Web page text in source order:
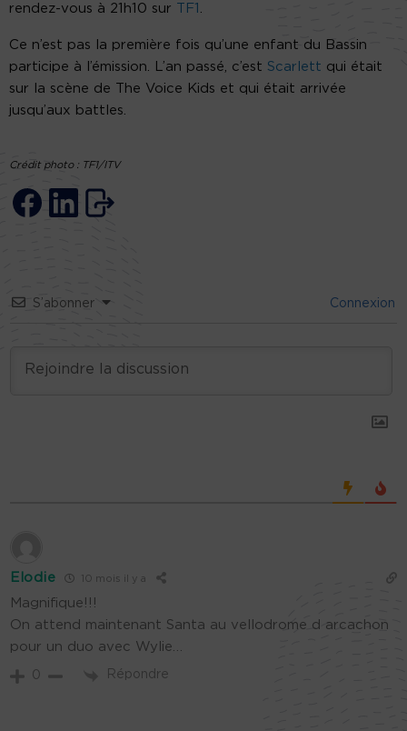
rendez-vous à 21h10 sur TF1
Ce n’est pas la première fois qu’une enfant du Bassin
participe à l’émission. L’an passé, c’est Scarlett qui était
sur la scène de The Voice Kids et qui était arrivée
jusqu’aux battles.
Crédit photo : TF1/ITV
S’abonner Connexion
Elodie 10 mois il y a
Magnifique!!!
On attend maintenant Santa au vellodrome d arcachon
pour un duo avec Wylie…
0 Répondre